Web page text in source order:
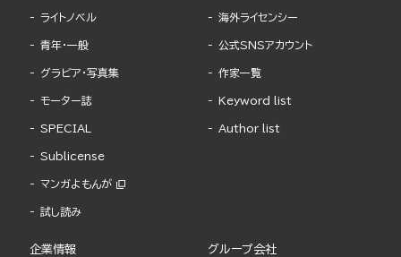
ライトノベル
青年・一般
グラビア・写真集
モーター誌
SPECIAL
Sublicense
マンガよもんが
試し読み
海外ライセンシー
公式SNSアカウント
作家一覧
Keyword list
Author list
企業情報 グループ会社